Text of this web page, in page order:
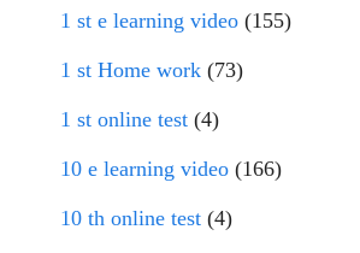
1 st e learning video (155)
1 st Home work (73)
1 st online test (4)
10 e learning video (166)
10 th online test (4)